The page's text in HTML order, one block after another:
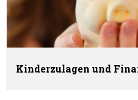
Kinderzulagen und